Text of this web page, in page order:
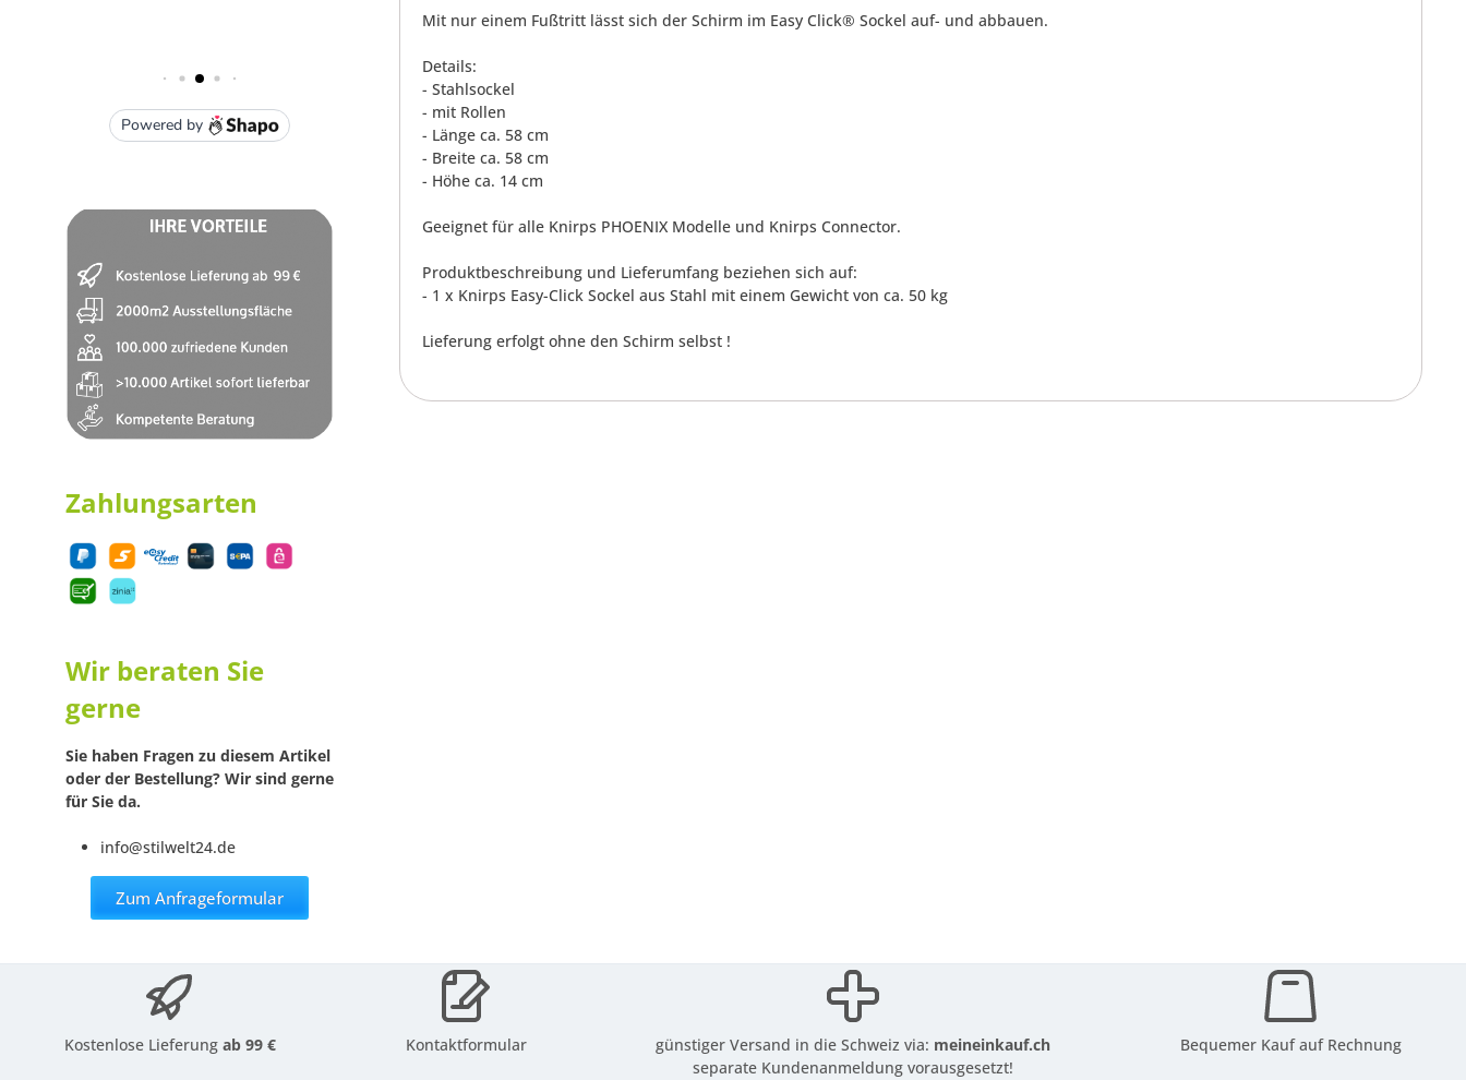
Zahlungsarten
Wir beraten Sie
gerne
Sie haben Fragen zu diesem Artikel
oder der Bestellung? Wir sind gerne
für Sie da.
info@stilwelt24.de
Zum Anfrageformular
Mit nur einem Fußtritt lässt sich der Schirm im Easy Click® Sockel auf- und abbauen.
Details:
- Stahlsockel
- mit Rollen
- Länge ca. 58 cm
- Breite ca. 58 cm
- Höhe ca. 14 cm
Geeignet für alle Knirps PHOENIX Modelle und Knirps Connector.
Produktbeschreibung und Lieferumfang beziehen sich auf:
- 1 x Knirps Easy-Click Sockel aus Stahl mit einem Gewicht von ca. 50 kg
Lieferung erfolgt ohne den Schirm selbst !
Kostenlose Lieferungab 99 € Kontaktformular günstiger Versand in die Schweiz via: meineinkauf.ch
separate Kundenanmeldung vorausgesetzt!
Bequemer Kauf auf Rechnung